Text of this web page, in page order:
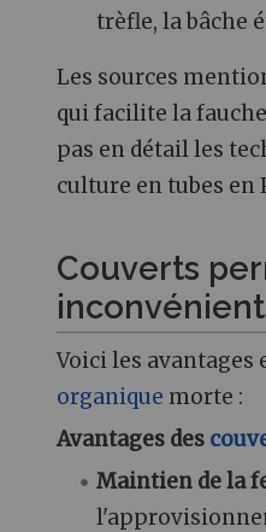
trèfle, la bâche
Les sources
qui facilite la
pas en détail les
culture en tubes en
Couverts
Voici les
organique morte :
Avantages des
Maintien de la